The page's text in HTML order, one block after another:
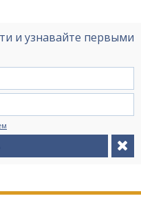
и узнавайте первыми